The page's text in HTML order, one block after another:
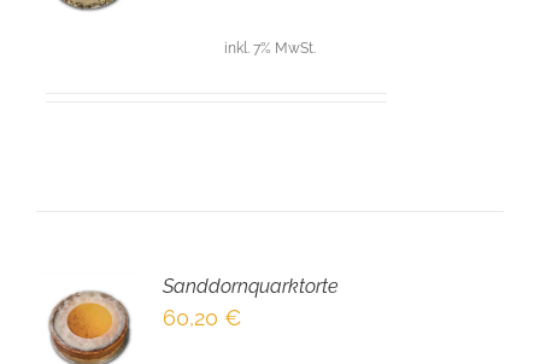
inkl. 7% MwSt.
Sanddornquarktorte
60,20 €